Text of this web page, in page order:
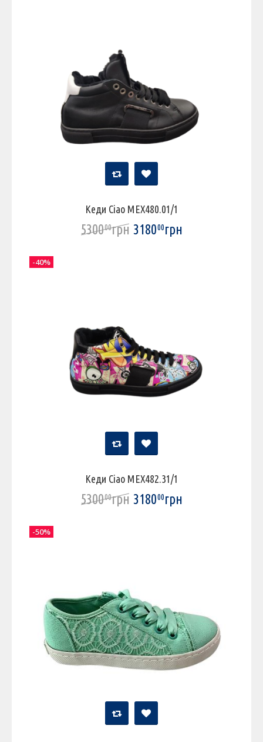
Кеди Ciao МЕХ480.01/1
530000грн 318000грн
Кеди Ciao МЕХ482.31/1
530000грн 318000грн
-40%
-50%